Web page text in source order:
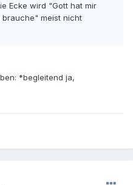
Ecke wird "Gott hat mir
meist nicht
*begleitend ja,